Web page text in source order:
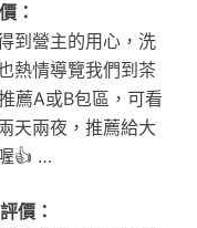
：
到營主的用心，洗
熱情導覽我們到茶
薦A或B包區，可看
天兩夜，推薦給大
👍 …
價：